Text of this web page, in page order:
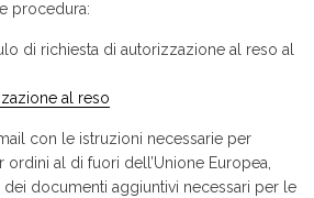
procedura:
di richiesta di autorizzazione al reso al
al reso
con le istruzioni necessarie per
ordini al di fuori dell’Unione Europea,
documenti aggiuntivi necessari per le